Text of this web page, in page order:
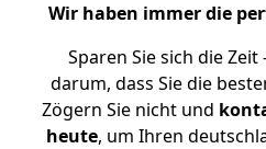
Wir haben immer die
Sparen Sie sich die
darum, dass Sie die
Zögern Sie nicht und
heute, um Ihren